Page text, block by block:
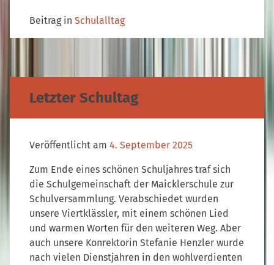
Beitrag in Schulalltag
Letzter Schultag
Veröffentlicht am 4. September 2025
Zum Ende eines schönen Schuljahres traf sich
die Schulgemeinschaft der Maicklerschule zur
Schulversammlung. Verabschiedet wurden
unsere Viertklässler, mit einem schönen Lied
und warmen Worten für den weiteren Weg. Aber
auch unsere Konrektorin Stefanie Henzler wurde
nach vielen Dienstjahren in den wohlverdienten